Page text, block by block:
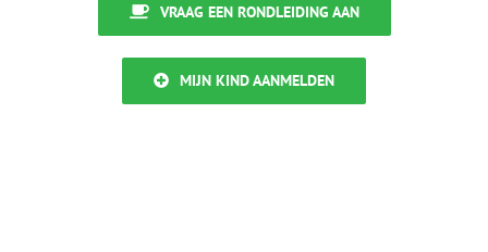
VRAAG EEN RONDLEIDING AAN
MIJN KIND AANMELDEN